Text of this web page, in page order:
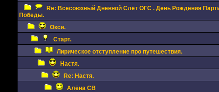
Re: Всесоюзный Дневной Слёт ОГС . День Рождения
Победы.
Окси.
Старт.
Лирическое отступление про путешествия.
Настя.
Re: Настя.
Алёна СВ